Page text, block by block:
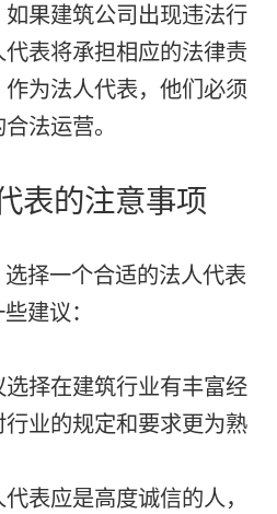
如果建筑公司出现违法行
表将承担相应的法律责
为法人代表，他们必须
法运营。
表的注意事项
择一个合适的法人代表
建议：
选择在建筑行业有丰富经
业的规定和要求更为熟
表应是高度诚信的人，